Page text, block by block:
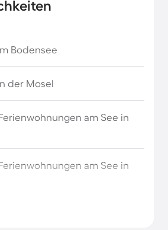
in Schottland
der Provence
Bodensee
der Mosel
am See in
am See in